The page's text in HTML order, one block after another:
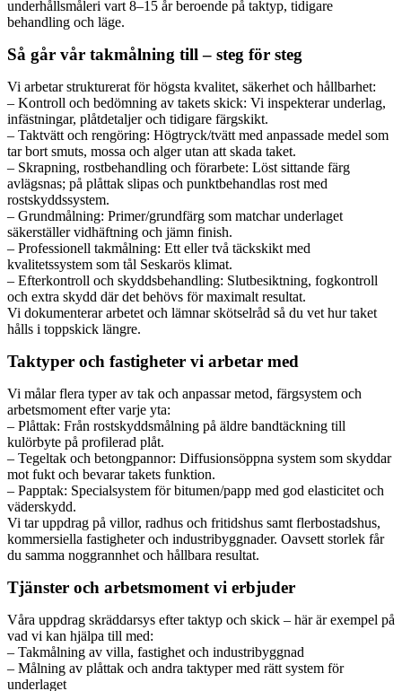
underhållsmåleri vart 8–15 år beroende på taktyp, tidigare
behandling och läge.
Så går vår takmålning till – steg för steg
Vi arbetar strukturerat för högsta kvalitet, säkerhet och hållbarhet:
– Kontroll och bedömning av takets skick: Vi inspekterar underlag,
infästningar, plåtdetaljer och tidigare färgskikt.
– Taktvätt och rengöring: Högtryck/tvätt med anpassade medel som
tar bort smuts, mossa och alger utan att skada taket.
– Skrapning, rostbehandling och förarbete: Löst sittande färg
avlägsnas; på plåttak slipas och punktbehandlas rost med
rostskyddssystem.
– Grundmålning: Primer/grundfärg som matchar underlaget
säkerställer vidhäftning och jämn finish.
– Professionell takmålning: Ett eller två täckskikt med
kvalitetssystem som tål Seskarös klimat.
– Efterkontroll och skyddsbehandling: Slutbesiktning, fogkontroll
och extra skydd där det behövs för maximalt resultat.
Vi dokumenterar arbetet och lämnar skötselråd så du vet hur taket
hålls i toppskick längre.
Taktyper och fastigheter vi arbetar med
Vi målar flera typer av tak och anpassar metod, färgsystem och
arbetsmoment efter varje yta:
– Plåttak: Från rostskyddsmålning på äldre bandtäckning till
kulörbyte på profilerad plåt.
– Tegeltak och betongpannor: Diffusionsöppna system som skyddar
mot fukt och bevarar takets funktion.
– Papptak: Specialsystem för bitumen/papp med god elasticitet och
väderskydd.
Vi tar uppdrag på villor, radhus och fritidshus samt flerbostadshus,
kommersiella fastigheter och industribyggnader. Oavsett storlek får
du samma noggrannhet och hållbara resultat.
Tjänster och arbetsmoment vi erbjuder
Våra uppdrag skräddarsys efter taktyp och skick – här är exempel på
vad vi kan hjälpa till med:
– Takmålning av villa, fastighet och industribyggnad
– Målning av plåttak och andra taktyper med rätt system för
underlaget